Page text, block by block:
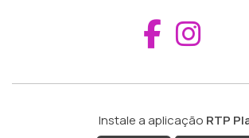
Instale a aplicação RTP